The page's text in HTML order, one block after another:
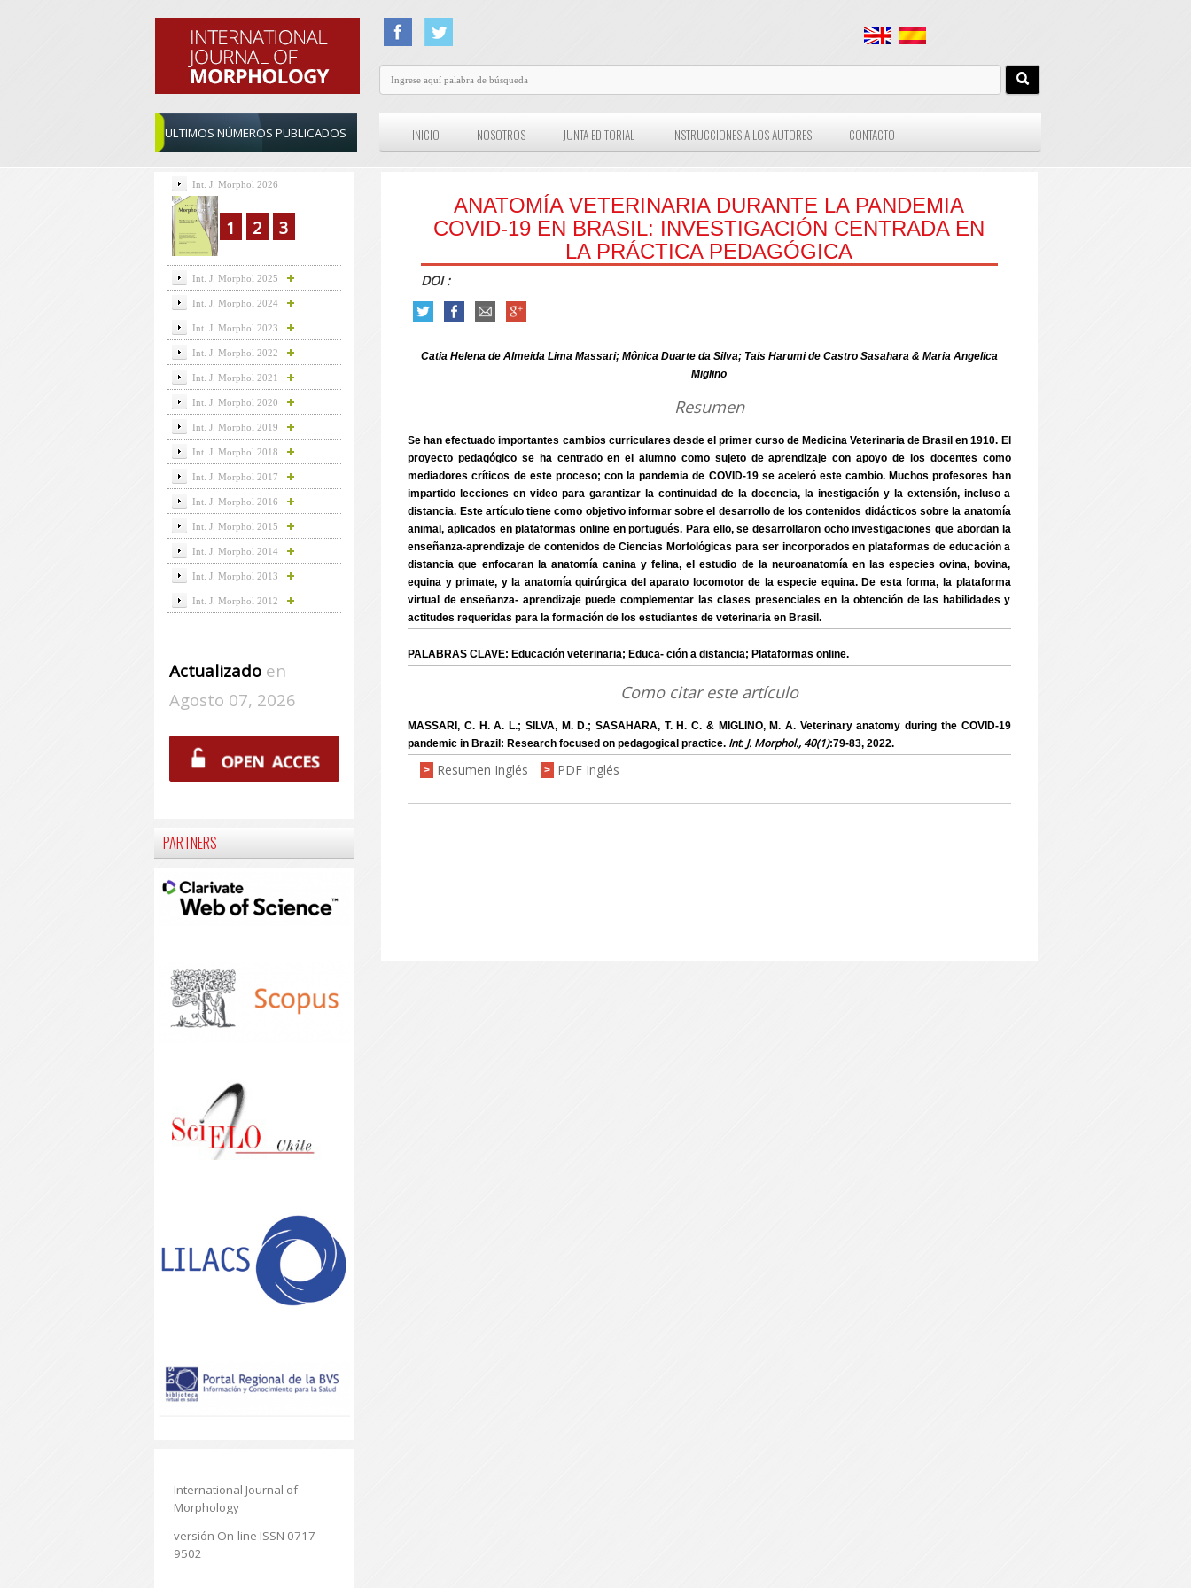
ULTIMOS NÚMEROS PUBLICADOS INICIO NOSOTROS JUNTA EDITORIAL INSTRUCCIONES A LOS AUTORES CONTACTO
ANATOMÍA VETERINARIA DURANTE LA PANDEMIA
COVID-19 EN BRASIL: INVESTIGACIÓN CENTRADA EN
LA PRÁCTICA PEDAGÓGICA
DOI :
Catia Helena de Almeida Lima Massari; Mônica Duarte da Silva; Tais Harumi de Castro Sasahara & Maria Angelica
Miglino
Resumen
Se han efectuado importantes cambios curriculares desde el primer curso de Medicina Veterinaria de Brasil en 1910. El
proyecto pedagógico se ha centrado en el alumno como sujeto de aprendizaje con apoyo de los docentes como
mediadores críticos de este proceso; con la pandemia de COVID-19 se aceleró este cambio. Muchos profesores han
impartido lecciones en video para garantizar la continuidad de la docencia, la inestigación y la extensión, incluso a
distancia. Este artículo tiene como objetivo informar sobre el desarrollo de los contenidos didácticos sobre la anatomía
animal, aplicados en plataformas online en portugués. Para ello, se desarrollaron ocho investigaciones que abordan la
enseñanza-aprendizaje de contenidos de Ciencias Morfológicas para ser incorporados en plataformas de educación a
distancia que enfocaran la anatomía canina y felina, el estudio de la neuroanatomía en las especies ovina, bovina,
equina y primate, y la anatomía quirúrgica del aparato locomotor de la especie equina. De esta forma, la plataforma
virtual de enseñanza- aprendizaje puede complementar las clases presenciales en la obtención de las habilidades y
actitudes requeridas para la formación de los estudiantes de veterinaria en Brasil.
PALABRAS CLAVE: Educación veterinaria; Educa- ción a distancia; Plataformas online.
Como citar este artículo
MASSARI, C. H. A. L.; SILVA, M. D.; SASAHARA, T. H. C. & MIGLINO, M. A. Veterinary anatomy during the COVID-19
pandemic in Brazil: Research focused on pedagogical practice. Int. J. Morphol., 40(1):79-83, 2022.
> Resumen Inglés > PDF Inglés
Int. J. Morphol 2026
1 2 3
Int. J. Morphol 2025
Int. J. Morphol 2024
Int. J. Morphol 2023
Int. J. Morphol 2022
Int. J. Morphol 2021
Int. J. Morphol 2020
Int. J. Morphol 2019
Int. J. Morphol 2018
Int. J. Morphol 2017
Int. J. Morphol 2016
Int. J. Morphol 2015
Int. J. Morphol 2014
Int. J. Morphol 2013
Int. J. Morphol 2012
Actualizadoen
Agosto 07, 2026
PARTNERS
International Journal of
Morphology
versión On-line ISSN 0717-
9502